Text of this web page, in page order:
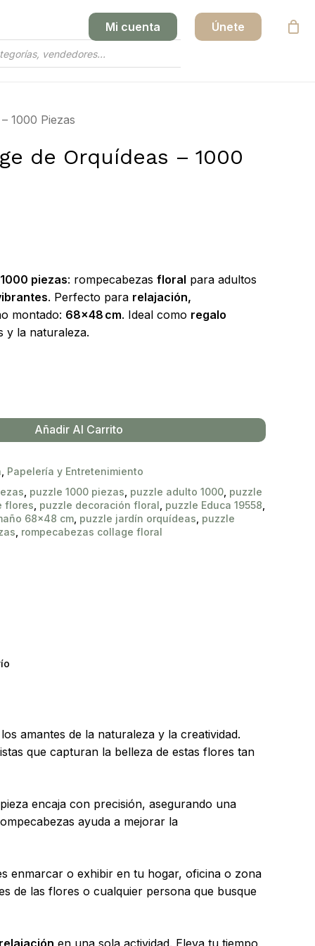
Mi cuenta Únete Close
1000 Piezas
de Orquídeas – 1000
piezas: rompecabezas floral para adultos
. Perfecto para relajación,
montado: 68×48 cm. Ideal como regalo
y la naturaleza.
Añadir Al Carrito
Papelería y Entretenimiento
puzzle 1000 piezas puzzle adulto 1000, puzzle
flores puzzle decoración floral puzzle Educa 19558
68x48 cm, puzzle jardín orquídeas puzzle
rompecabezas collage floral
amantes de la naturaleza y la creatividad.
que capturan la belleza de estas flores tan
encaja con precisión, asegurando una
ayuda a mejorar la
enmarcar o exhibir en tu hogar, oficina o zona
de las flores o cualquier persona que busque
en una sola actividad. Eleva tu tiempo